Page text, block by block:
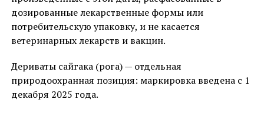
дозированные лекарственные формы или
потребительскую упаковку, и не касается
ветеринарных лекарств и вакцин.
Дериваты сайгака (рога) — отдельная
природоохранная позиция: маркировка введена с 1
декабря 2025 года.